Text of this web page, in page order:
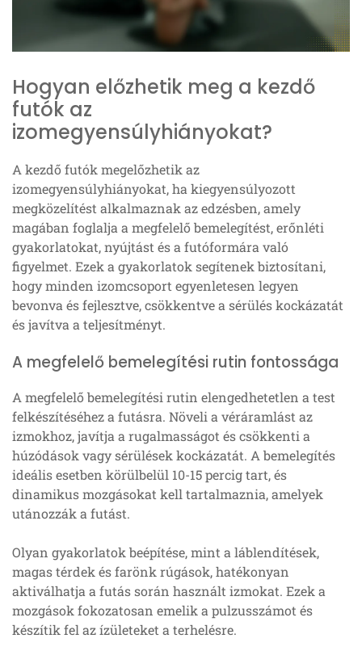
Hogyan előzhetik meg a kezdő
futók az
izomegyensúlyhiányokat?
A kezdő futók megelőzhetik az
izomegyensúlyhiányokat, ha kiegyensúlyozott
megközelítést alkalmaznak az edzésben, amely
magában foglalja a megfelelő bemelegítést, erőnléti
gyakorlatokat, nyújtást és a futóformára való
figyelmet. Ezek a gyakorlatok segítenek biztosítani,
hogy minden izomcsoport egyenletesen legyen
bevonva és fejlesztve, csökkentve a sérülés kockázatát
és javítva a teljesítményt.
A megfelelő bemelegítési rutin fontossága
A megfelelő bemelegítési rutin elengedhetetlen a test
felkészítéséhez a futásra. Növeli a véráramlást az
izmokhoz, javítja a rugalmasságot és csökkenti a
húzódások vagy sérülések kockázatát. A bemelegítés
ideális esetben körülbelül 10-15 percig tart, és
dinamikus mozgásokat kell tartalmaznia, amelyek
utánozzák a futást.
Olyan gyakorlatok beépítése, mint a láblendítések,
magas térdek és farönk rúgások, hatékonyan
aktiválhatja a futás során használt izmokat. Ezek a
mozgások fokozatosan emelik a pulzusszámot és
készítik fel az ízületeket a terhelésre.